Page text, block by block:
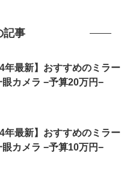
記事
年最新】おすすめのミラー
眼カメラ −予算20万円−
年最新】おすすめのミラー
眼カメラ −予算10万円−